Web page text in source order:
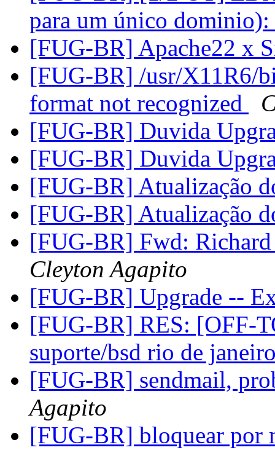
para um único
[FUG-BR] Apache22 x
[FUG-BR] /usr/X11R6/
format not recognized
[FUG-BR] Duvida
[FUG-BR] Duvida
[FUG-BR] Atualização
[FUG-BR] Atualização
[FUG-BR] Fwd:
Cleyton Agapito
[FUG-BR] Upgrade --
[FUG-BR] RES: [OFF-
suporte/bsd rio de
[FUG-BR] sendmail,
Agapito
[FUG-BR] bloquear por